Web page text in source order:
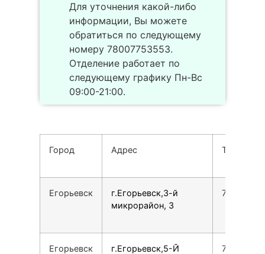
Для уточнения какой-либо
информации, Вы можете
обратиться по следующему
номеру 78007753553.
Отделение работает по
следующему графику Пн-Вс
09:00-21:00.
Город Адрес Телефон
Егорьевск
г.Егорьевск,3-й
микрорайон, 3
Егорьевск
г.Егорьевск,5-Й